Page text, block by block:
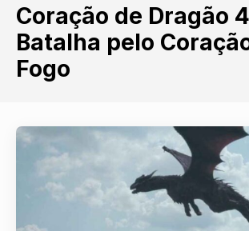
Coração de Dragão
Batalha pelo
Fogo